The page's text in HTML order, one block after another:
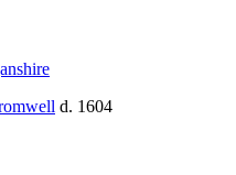
d. 1604